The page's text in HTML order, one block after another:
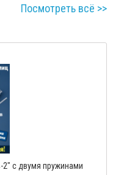
Посмотреть всё >>
2" с двумя пружинами